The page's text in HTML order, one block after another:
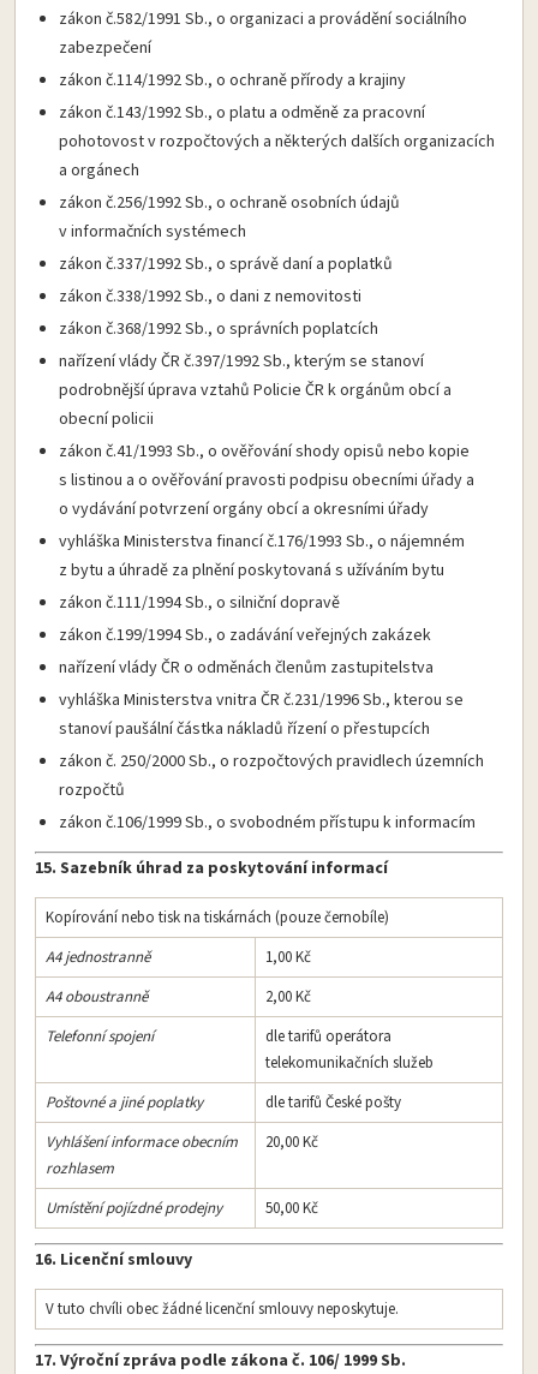
zákon č.582/1991 Sb., o organizaci a provádění sociálního
zabezpečení
zákon č.114/1992 Sb., o ochraně přírody a krajiny
zákon č.143/1992 Sb., o platu a odměně za pracovní
pohotovost v rozpočtových a některých dalších organizacích
a orgánech
zákon č.256/1992 Sb., o ochraně osobních údajů
v informačních systémech
zákon č.337/1992 Sb., o správě daní a poplatků
zákon č.338/1992 Sb., o dani z nemovitosti
zákon č.368/1992 Sb., o správních poplatcích
nařízení vlády ČR č.397/1992 Sb., kterým se stanoví
podrobnější úprava vztahů Policie ČR k orgánům obcí a
obecní policii
zákon č.41/1993 Sb., o ověřování shody opisů nebo kopie
s listinou a o ověřování pravosti podpisu obecními úřady a
o vydávání potvrzení orgány obcí a okresními úřady
vyhláška Ministerstva financí č.176/1993 Sb., o nájemném
z bytu a úhradě za plnění poskytovaná s užíváním bytu
zákon č.111/1994 Sb., o silniční dopravě
zákon č.199/1994 Sb., o zadávání veřejných zakázek
nařízení vlády ČR o odměnách členům zastupitelstva
vyhláška Ministerstva vnitra ČR č.231/1996 Sb., kterou se
stanoví paušální částka nákladů řízení o přestupcích
zákon č. 250/2000 Sb., o rozpočtových pravidlech územních
rozpočtů
zákon č.106/1999 Sb., o svobodném přístupu k informacím
15. Sazebník úhrad za poskytování informací
Kopírování nebo tisk na tiskárnách (pouze černobíle)
A4 jednostranně
1,00 Kč
A4 oboustranně
2,00 Kč
Telefonní spojení
dle tarifů operátora
telekomunikačních služeb
Poštovné a jiné poplatky
dle tarifů České pošty
Vyhlášení informace obecním
rozhlasem
20,00 Kč
Umístění pojízdné prodejny 50,00 Kč
16. Licenční smlouvy
V tuto chvíli obec žádné licenční smlouvy neposkytuje.
17. Výroční zpráva podle zákona č. 106/ 1999 Sb.